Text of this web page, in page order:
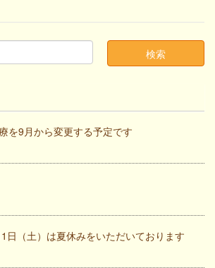
を9月から変更する予定です
日（土）は夏休みをいただいております